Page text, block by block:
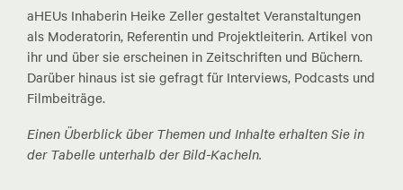
aHEUs Inhaberin Heike Zeller gestaltet Veranstaltungen
als Moderatorin, Referentin und Projektleiterin. Artikel von
ihr und über sie erscheinen in Zeitschriften und Büchern.
Darüber hinaus ist sie gefragt für Interviews, Podcasts und
Filmbeiträge.
Einen Überblick über Themen und Inhalte erhalten Sie in
der Tabelle unterhalb der Bild-Kacheln.